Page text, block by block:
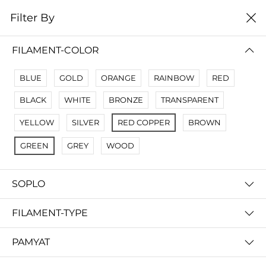
0
No Results
Not Found Filters1
Not Found Filters2
Filter By
FILAMENT-COLOR
BLUE GOLD ORANGE RAINBOW RED
BLACK WHITE BRONZE TRANSPARENT
YELLOW SILVER RED COPPER BROWN
GREEN GREY WOOD
SOPLO
FILAMENT-TYPE
PAMYAT